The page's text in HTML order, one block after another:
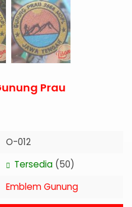
Prau
O-012
Tersedia (50)
Emblem Gunung